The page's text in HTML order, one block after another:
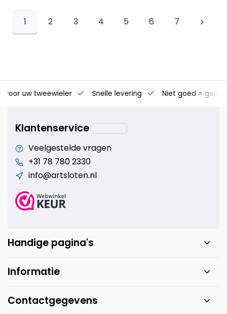
1 2 3 4 5 6 7
voor uw tweewieler Snelle levering Niet goed = geld
Klantenservice
Veelgestelde vragen
+31 78 780 2330
info@artsloten.nl
Handige pagina's
Informatie
Contactgegevens